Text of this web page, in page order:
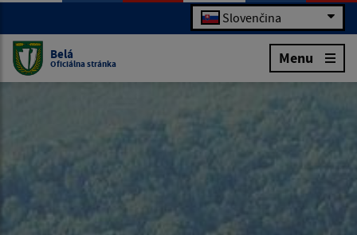
Slovenčina
Belá
Oficiálna stránka Menu